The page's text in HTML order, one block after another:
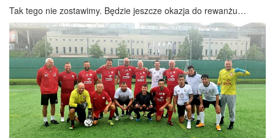
Tak tego nie zostawimy. Będzie jeszcze okazja do rewanżu…